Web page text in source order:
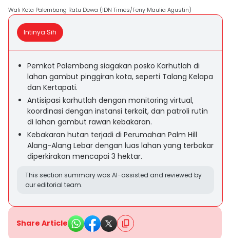
Wali Kota Palembang Ratu Dewa (IDN Times/Feny Maulia Agustin)
Intinya Sih
Pemkot Palembang siagakan posko Karhutlah di
lahan gambut pinggiran kota, seperti Talang Kelapa
dan Kertapati.
Antisipasi karhutlah dengan monitoring virtual,
koordinasi dengan instansi terkait, dan patroli rutin
di lahan gambut rawan kebakaran.
Kebakaran hutan terjadi di Perumahan Palm Hill
Alang-Alang Lebar dengan luas lahan yang terbakar
diperkirakan mencapai 3 hektar.
This section summary was AI-assisted and reviewed by
our editorial team.
Share Article